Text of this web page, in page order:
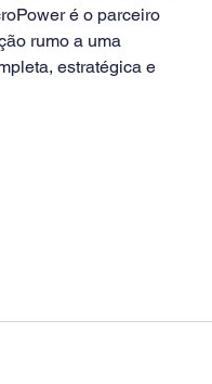
é o parceiro
rumo a uma
estratégica e